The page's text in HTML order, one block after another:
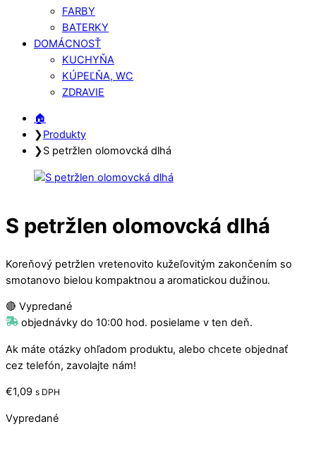
FARBY
BATERKY
DOMÁCNOSŤ
KUCHYŇA
KÚPEĽŇA, WC
ZDRAVIE
Close
Menu
Close
Cart
🏠︎
❯Produkty
❯S petržlen olomovcká dlhá
S petržlen olomovcká dlhá
Koreňový petržlen vretenovito kužeľovitým zakončením so
smotanovo bielou kompaktnou a aromatickou dužinou.
🔴 Vypredané
objednávky do 10:00 hod. posielame v ten deň.
Ak máte otázky ohľadom produktu, alebo chcete objednať
cez telefón, zavolajte nám!
€1,09 s DPH
Vypredané